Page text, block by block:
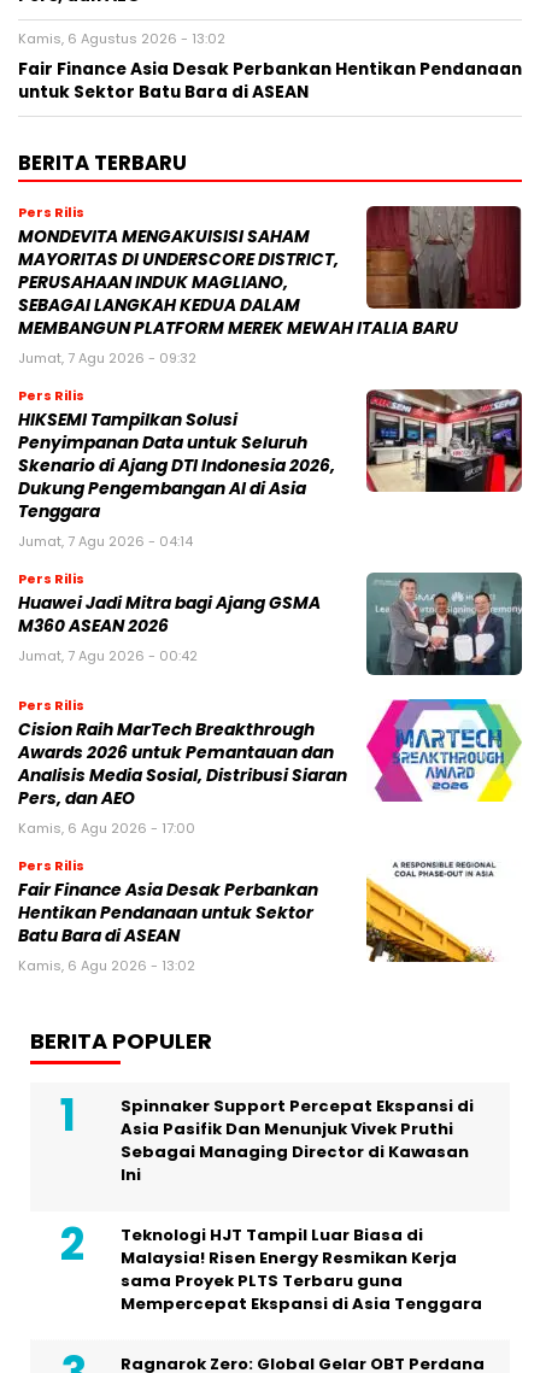
Kamis, 6 Agustus 2026 - 13:02
Fair Finance Asia Desak Perbankan Hentikan Pendanaan
untuk Sektor Batu Bara di ASEAN
BERITA TERBARU
Pers Rilis
MONDEVITA MENGAKUISISI SAHAM
MAYORITAS DI UNDERSCORE DISTRICT,
PERUSAHAAN INDUK MAGLIANO,
SEBAGAI LANGKAH KEDUA DALAM
MEMBANGUN PLATFORM MEREK MEWAH ITALIA BARU
Jumat, 7 Agu 2026 - 09:32
Pers Rilis
HIKSEMI Tampilkan Solusi
Penyimpanan Data untuk Seluruh
Skenario di Ajang DTI Indonesia 2026,
Dukung Pengembangan AI di Asia
Tenggara
Jumat, 7 Agu 2026 - 04:14
Pers Rilis
Huawei Jadi Mitra bagi Ajang GSMA
M360 ASEAN 2026
Jumat, 7 Agu 2026 - 00:42
Pers Rilis
Cision Raih MarTech Breakthrough
Awards 2026 untuk Pemantauan dan
Analisis Media Sosial, Distribusi Siaran
Pers, dan AEO
Kamis, 6 Agu 2026 - 17:00
Pers Rilis
Fair Finance Asia Desak Perbankan
Hentikan Pendanaan untuk Sektor
Batu Bara di ASEAN
Kamis, 6 Agu 2026 - 13:02
BERITA POPULER
Spinnaker Support Percepat Ekspansi di
Asia Pasifik Dan Menunjuk Vivek Pruthi
Sebagai Managing Director di Kawasan
Ini
Teknologi HJT Tampil Luar Biasa di
Malaysia! Risen Energy Resmikan Kerja
sama Proyek PLTS Terbaru guna
Mempercepat Ekspansi di Asia Tenggara
Ragnarok Zero: Global Gelar OBT Perdana